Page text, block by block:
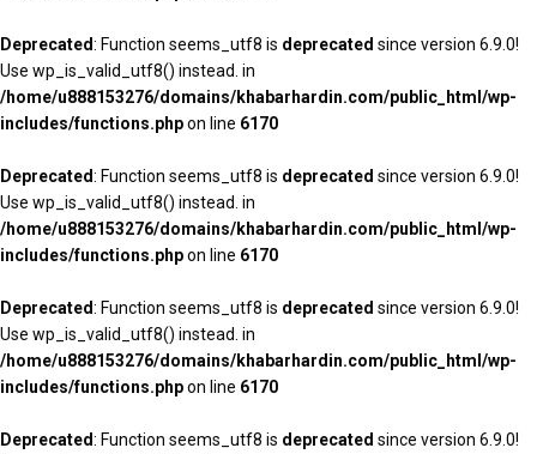
Deprecated: Function seems_utf8 is deprecated since version 6.9.0!
Use wp_is_valid_utf8() instead. in
/home/u888153276/domains/khabarhardin.com/public_html/wp-
includes/functions.phpon line 6170
Deprecated: Function seems_utf8 is deprecated since version 6.9.0!
Use wp_is_valid_utf8() instead. in
/home/u888153276/domains/khabarhardin.com/public_html/wp-
includes/functions.phpon line 6170
Deprecated: Function seems_utf8 is deprecated since version 6.9.0!
Use wp_is_valid_utf8() instead. in
/home/u888153276/domains/khabarhardin.com/public_html/wp-
includes/functions.phpon line 6170
Deprecated: Function seems_utf8 is deprecated since version 6.9.0!